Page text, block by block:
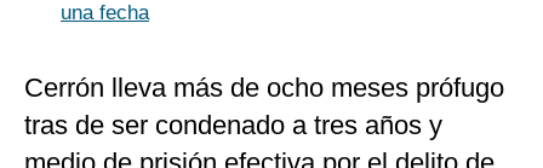
una fecha
Cerrón lleva más de ocho meses prófugo
tras de ser condenado a tres años y